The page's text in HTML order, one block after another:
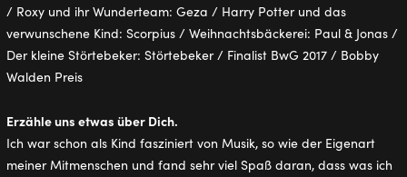
/ Roxy und ihr Wunderteam: Geza / Harry Potter und das
verwunschene Kind: Scorpius / Weihnachtsbäckerei: Paul & Jonas /
Der kleine Störtebeker: Störtebeker / Finalist BwG 2017 / Bobby
Walden Preis
Erzähle uns etwas über Dich.
Ich war schon als Kind fasziniert von Musik, so wie der Eigenart
meiner Mitmenschen und fand sehr viel Spaß daran, dass was ich